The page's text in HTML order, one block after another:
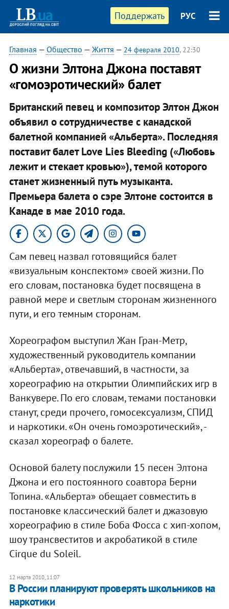
Поддержать РУС
Главная — Общество — Життя — 24 февраля 2010, 22:30
О жизни Элтона Джона поставят
«гомоэротический» балет
Британский певец и композитор Элтон Джон
объявил о сотрудничестве с канадской
балетной компанией «Альберта». Последняя
поставит балет Love Lies Bleeding («Любовь
лежит и стекает кровью»), темой которого
станет жизненный путь музыканта.
Премьера балета о сэре Элтоне состоится в
Канаде в мае 2010 года.
Сам певец назвал готовящийся балет
«визуальным конспектом» своей жизни. По
его словам, постановка будет посвящена в
равной мере и светлым сторонам жизненного
пути, и его темным сторонам.
Хореографом выступил Жан Гран-Метр,
художественный руководитель компании
«Альберта», отвечавший, в частности, за
хореографию на открытии Олимпийских игр в
Ванкувере. По его словам, темами постановки
станут, среди прочего, гомосексуализм, СПИД
и наркотики. «Он очень гомоэротический», -
сказал хореограф о балете.
Основой балету послужили 15 песен Элтона
Джона и его постоянного соавтора Берни
Топина. «Альберта» обещает совместить в
постановке классический балет и джазовую
хореографию в стиле Боба Фосса с хип-хопом,
шоу трансвеститов и акробатикой в стиле
Cirque du Soleil.
12 марта 2010, 11:07
В России планируют проверять школьников на
наркотики